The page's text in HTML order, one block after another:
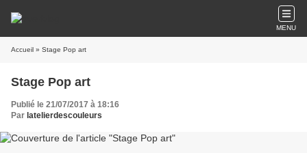
MENU
Accueil » Stage Pop art
Stage Pop art
Publié le 21/07/2017 à 18:16
Par latelierdescouleurs